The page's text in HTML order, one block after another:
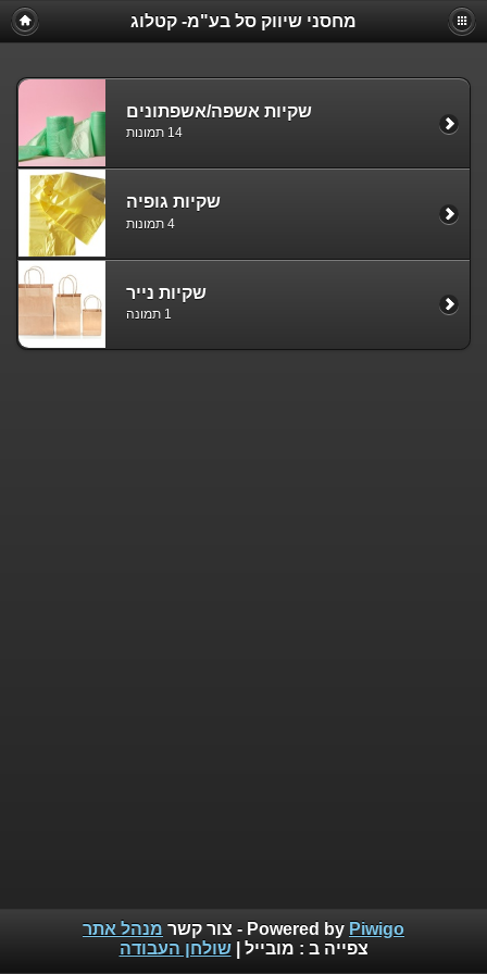
מחסני שיווק סל בע"מ- קטלוג
שקיות אשפה/אשפתונים
14 תמונות
שקיות גופיה
4 תמונות
שקיות נייר
1 תמונה
Powered by Piwigo - צור קשר מנהל אתר
צפייה ב : מובייל |שולחן העבודה